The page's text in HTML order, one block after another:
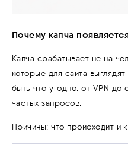
Почему капча
Капча срабатывает не на
которые для сайта
быть что угодно: от VPN до
частых запросов.
Причины: что происходит и